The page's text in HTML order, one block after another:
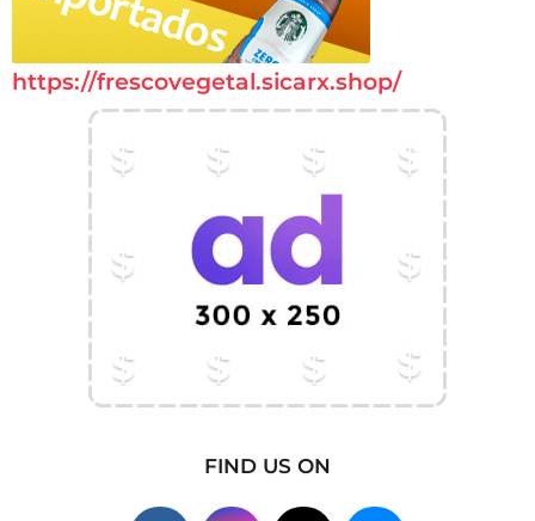
https://frescovegetal.sicarx.shop/
FIND US ON